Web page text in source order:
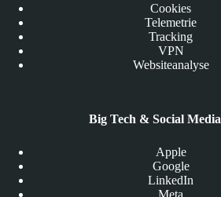
Cookies
Telemetrie
Tracking
VPN
Websiteanalyse
Big Tech & Social Media
Apple
Google
LinkedIn
Meta